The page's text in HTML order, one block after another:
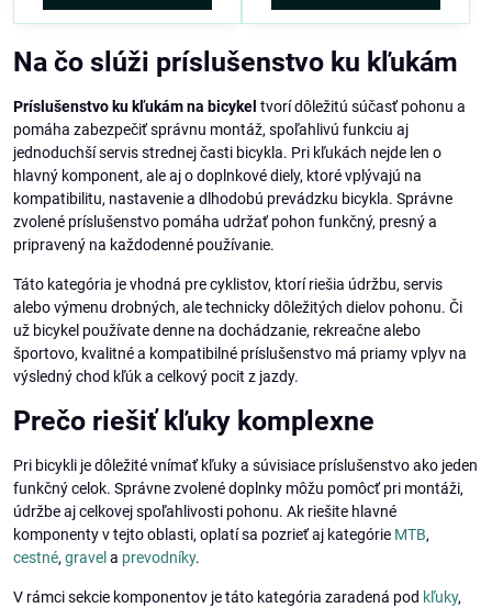
Na čo slúži príslušenstvo ku kľukám
Príslušenstvo ku kľukám na bicykel tvorí dôležitú súčasť pohonu a
pomáha zabezpečiť správnu montáž, spoľahlivú funkciu aj
jednoduchší servis strednej časti bicykla. Pri kľukách nejde len o
hlavný komponent, ale aj o doplnkové diely, ktoré vplývajú na
kompatibilitu, nastavenie a dlhodobú prevádzku bicykla. Správne
zvolené príslušenstvo pomáha udržať pohon funkčný, presný a
pripravený na každodenné používanie.
Táto kategória je vhodná pre cyklistov, ktorí riešia údržbu, servis
alebo výmenu drobných, ale technicky dôležitých dielov pohonu. Či
už bicykel používate denne na dochádzanie, rekreačne alebo
športovo, kvalitné a kompatibilné príslušenstvo má priamy vplyv na
výsledný chod kľúk a celkový pocit z jazdy.
Prečo riešiť kľuky komplexne
Pri bicykli je dôležité vnímať kľuky a súvisiace príslušenstvo ako jeden
funkčný celok. Správne zvolené doplnky môžu pomôcť pri montáži,
údržbe aj celkovej spoľahlivosti pohonu. Ak riešite hlavné
komponenty v tejto oblasti, oplatí sa pozrieť aj kategórie MTB,
cestné,gravel a prevodníky.
V rámci sekcie komponentov je táto kategória zaradená pod kľuky,